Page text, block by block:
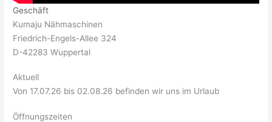
Geschäft
Kumaju Nähmaschinen
Friedrich-Engels-Allee 324
D-42283 Wuppertal
Aktuell
Von 17.07.26 bis 02.08.26 befinden wir uns im Urlaub
Öffnungszeiten